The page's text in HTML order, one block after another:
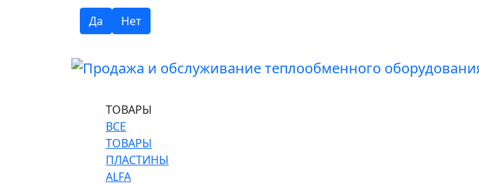
Да Нет
ТОВАРЫ
ВСЕ
ТОВАРЫ
ПЛАСТИНЫ
ALFA